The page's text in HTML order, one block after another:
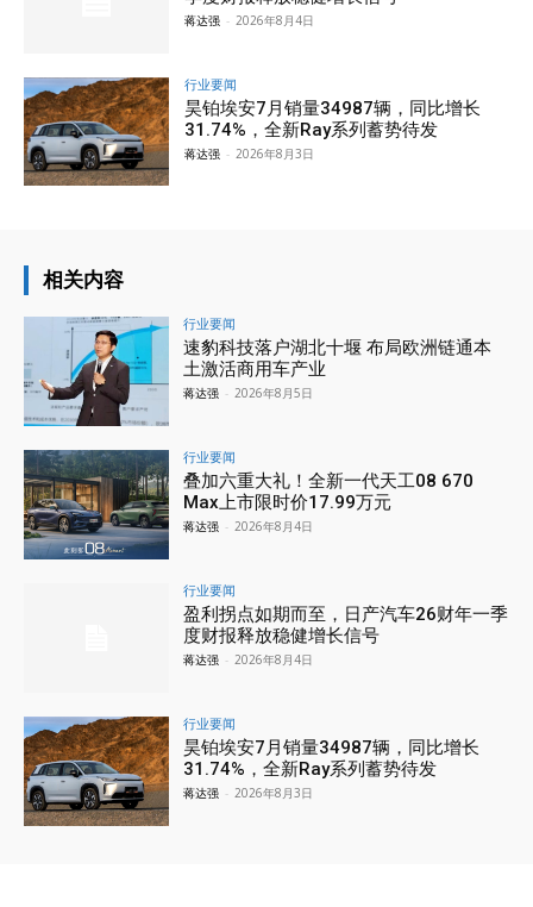
蒋达强 - 2026年8月4日
行业要闻
昊铂埃安7月销量34987辆，同比增长
31.74%，全新Ray系列蓄势待发
蒋达强 - 2026年8月3日
相关内容
行业要闻
速豹科技落户湖北十堰 布局欧洲链通本
土激活商用车产业
蒋达强 - 2026年8月5日
行业要闻
叠加六重大礼！全新一代天工08 670
Max上市限时价17.99万元
蒋达强 - 2026年8月4日
行业要闻
盈利拐点如期而至，日产汽车26财年一季
度财报释放稳健增长信号
蒋达强 - 2026年8月4日
行业要闻
昊铂埃安7月销量34987辆，同比增长
31.74%，全新Ray系列蓄势待发
蒋达强 - 2026年8月3日